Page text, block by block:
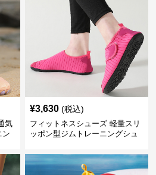
気
ン
¥3,630 (税込)
フィットネスシューズ 軽量スリ
ッポン型ジムトレーニングシュ